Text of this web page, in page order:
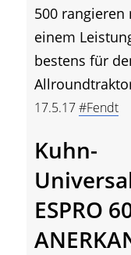
500 rangieren
einem
bestens für
17.5.17#Fendt
Kuhn-
ESPRO